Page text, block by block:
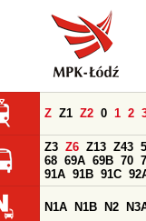
Z Z1 Z2 0 1 2
Z3 Z6 Z13 Z43
68 69A 69B 70
91A 91B 91C
N1A N1B N2